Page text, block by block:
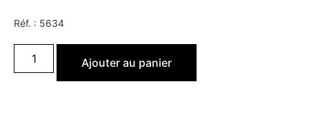
Réf. : 5634
Ajouter au panier